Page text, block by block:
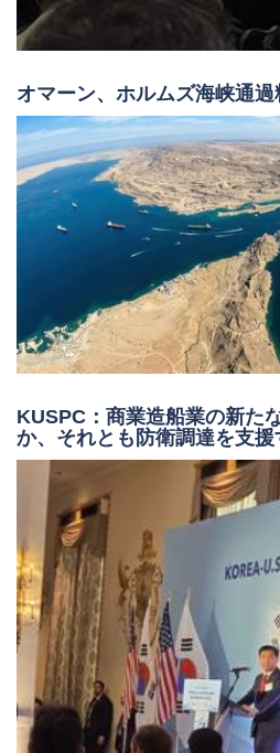
オマーン、ホルムズ海峡通
KUSPC：商業造船業の新た
か、それとも防衛調達を支援